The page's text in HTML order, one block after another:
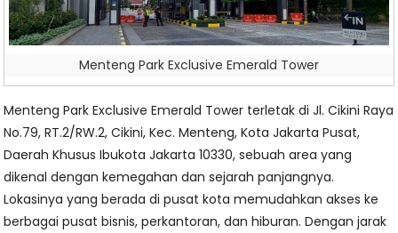
Menteng Park Exclusive Emerald Tower
Menteng Park Exclusive Emerald Tower terletak di Jl. Cikini Raya
No.79, RT.2/RW.2, Cikini, Kec. Menteng, Kota Jakarta Pusat,
Daerah Khusus Ibukota Jakarta 10330, sebuah area yang
dikenal dengan kemegahan dan sejarah panjangnya.
Lokasinya yang berada di pusat kota memudahkan akses ke
berbagai pusat bisnis, perkantoran, dan hiburan. Dengan jarak